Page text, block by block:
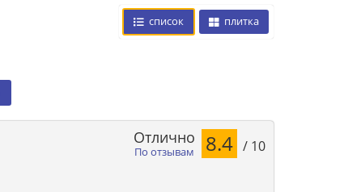
список плитка
По отзывам
Отлично 8.4 / 10